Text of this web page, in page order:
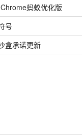
蚂蚁优化版
号
盒承诺更新